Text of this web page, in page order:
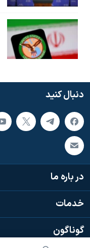
دنبال کنید
در باره ما
خدمات
گوناگون